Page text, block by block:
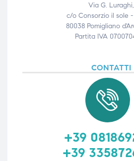
Via G. Luraghi,
c/o Consorzio il sole
80038 Pomigliano
Partita IVA
CONTATTI
+39
+39